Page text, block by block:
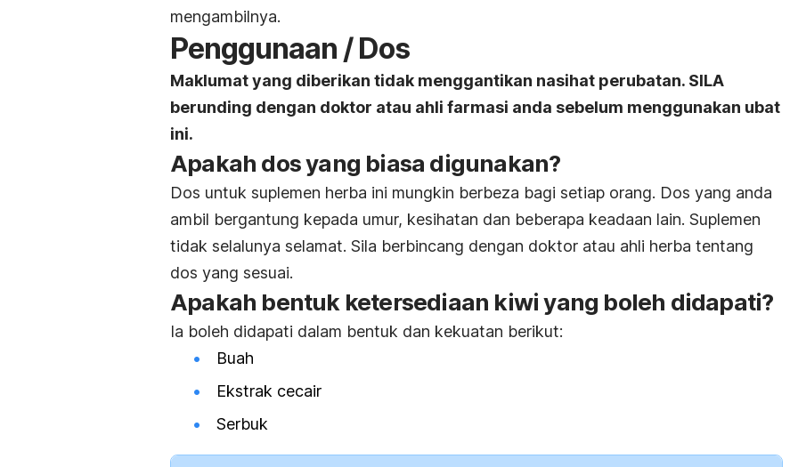
mengambilnya.
Penggunaan / Dos
Maklumat yang diberikan tidak menggantikan nasihat perubatan. SILA
berunding dengan doktor atau ahli farmasi anda sebelum menggunakan ubat
ini.
Apakah dos yang biasa digunakan?
Dos untuk suplemen herba ini mungkin berbeza bagi setiap orang. Dos yang anda
ambil bergantung kepada umur, kesihatan dan beberapa keadaan lain. Suplemen
tidak selalunya selamat. Sila berbincang dengan doktor atau ahli herba tentang
dos yang sesuai.
Apakah bentuk ketersediaan kiwi yang boleh didapati?
Ia boleh didapati dalam bentuk dan kekuatan berikut:
Buah
Ekstrak cecair
Serbuk